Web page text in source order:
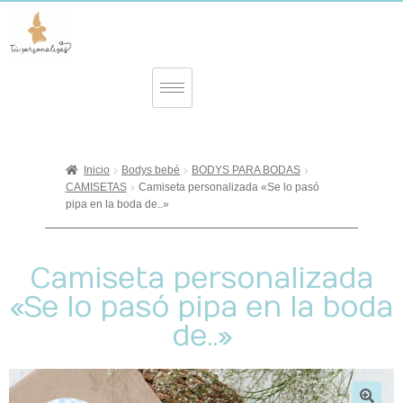
Inicio Bodys bebé
BODYS PARA BODAS
CAMISETAS
Camiseta personalizada «Se lo pasó
pipa en la boda de..»
Camiseta personalizada
«Se lo pasó pipa en la boda
de..»